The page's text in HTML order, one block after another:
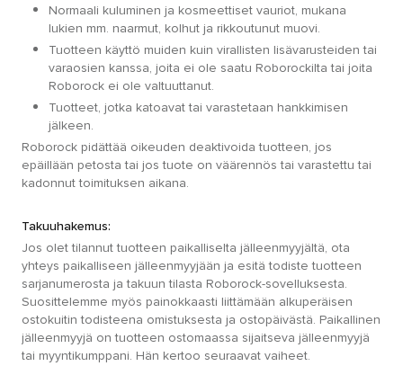
Normaali kuluminen ja kosmeettiset vauriot, mukana
lukien mm. naarmut, kolhut ja rikkoutunut muovi.
Tuotteen käyttö muiden kuin virallisten lisävarusteiden tai
varaosien kanssa, joita ei ole saatu Roborockilta tai joita
Roborock ei ole valtuuttanut.
Tuotteet, jotka katoavat tai varastetaan hankkimisen
jälkeen.
Roborock pidättää oikeuden deaktivoida tuotteen, jos
epäillään petosta tai jos tuote on väärennös tai varastettu tai
kadonnut toimituksen aikana.
Takuuhakemus:
Jos olet tilannut tuotteen paikalliselta jälleenmyyjältä, ota
yhteys paikalliseen jälleenmyyjään ja esitä todiste tuotteen
sarjanumerosta ja takuun tilasta Roborock-sovelluksesta.
Suosittelemme myös painokkaasti liittämään alkuperäisen
ostokuitin todisteena omistuksesta ja ostopäivästä. Paikallinen
jälleenmyyjä on tuotteen ostomaassa sijaitseva jälleenmyyjä
tai myyntikumppani. Hän kertoo seuraavat vaiheet.